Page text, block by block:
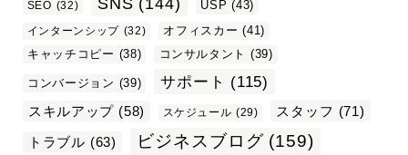
SEO (32) USP (43)
インターンシップ (32) オフィスカー (41)
キャッチコピー (38) コンサルタント (39)
コンバージョン (39) サポート (115)
スキルアップ (58) スケジュール (29) スタッフ (71)
トラブル (63) ビジネスブログ (159)